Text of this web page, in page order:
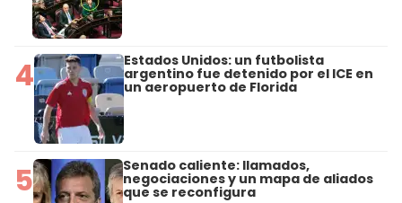
4 Estados Unidos: un futbolista
argentino fue detenido por el ICE en
un aeropuerto de Florida
5 Senado caliente: llamados,
negociaciones y un mapa de aliados
que se reconfigura